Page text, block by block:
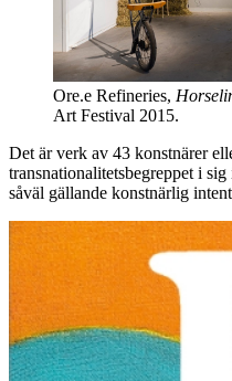
Ore.e Refineries,
Art Festival 2015.
Det är verk av 43 konstnärer
transnationalitetsbegreppet i
såväl gällande konstnärlig